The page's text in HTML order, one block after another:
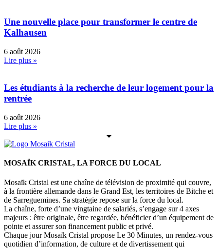
Une nouvelle place pour transformer le centre de
Kalhausen
6 août 2026
Lire plus »
Les étudiants à la recherche de leur logement pour la
rentrée
6 août 2026
Lire plus »
MOSAÏK CRISTAL, LA FORCE DU LOCAL
Mosaïk Cristal est une chaîne de télévision de proximité qui couvre,
à la frontière allemande dans le Grand Est, les territoires de Bitche et
de Sarreguemines. Sa stratégie repose sur la force du local.
La chaîne, forte d’une vingtaine de salariés, s’engage sur 4 axes
majeurs : être originale, être regardée, bénéficier d’un équipement de
pointe et assurer son financement public et privé.
Chaque jour Mosaïk Cristal propose Le 30 Minutes, un rendez-vous
quotidien d’information, de culture et de divertissement qui